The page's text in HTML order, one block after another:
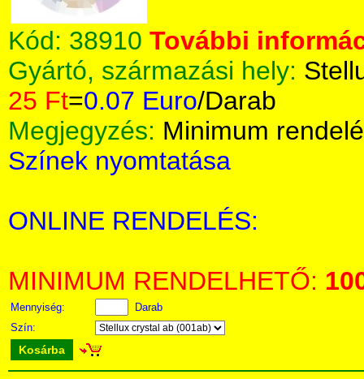
Kód: 38910 További
Gyártó, származási hely:
25 Ft=0.07 Euro/Darab
Megjegyzés: Minimum
Színek nyomtatása
ONLINE RENDELÉS:
MINIMUM RENDELHETŐ:
Mennyiség:
Darab
Szín:
Kosárba